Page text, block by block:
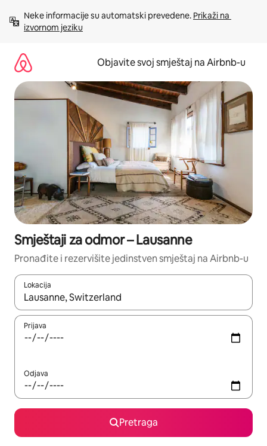
sadržaj
Neke informacije su automatski prevedene. Prikaži na
izvornom jeziku
Objavite svoj smještaj na Airbnb-u
Smještaji za odmor – Lausanne
Pronađite i rezervišite jedinstven smještaj na Airbnb-u
Lokacija
Kad su rezultati dostupni, možete da se krećete kroz njih
Prijava
Odjava
Pretraga